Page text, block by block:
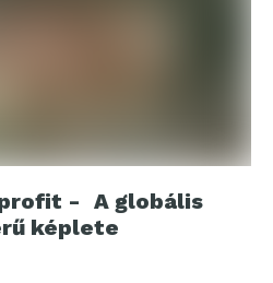
- A globális
képlete